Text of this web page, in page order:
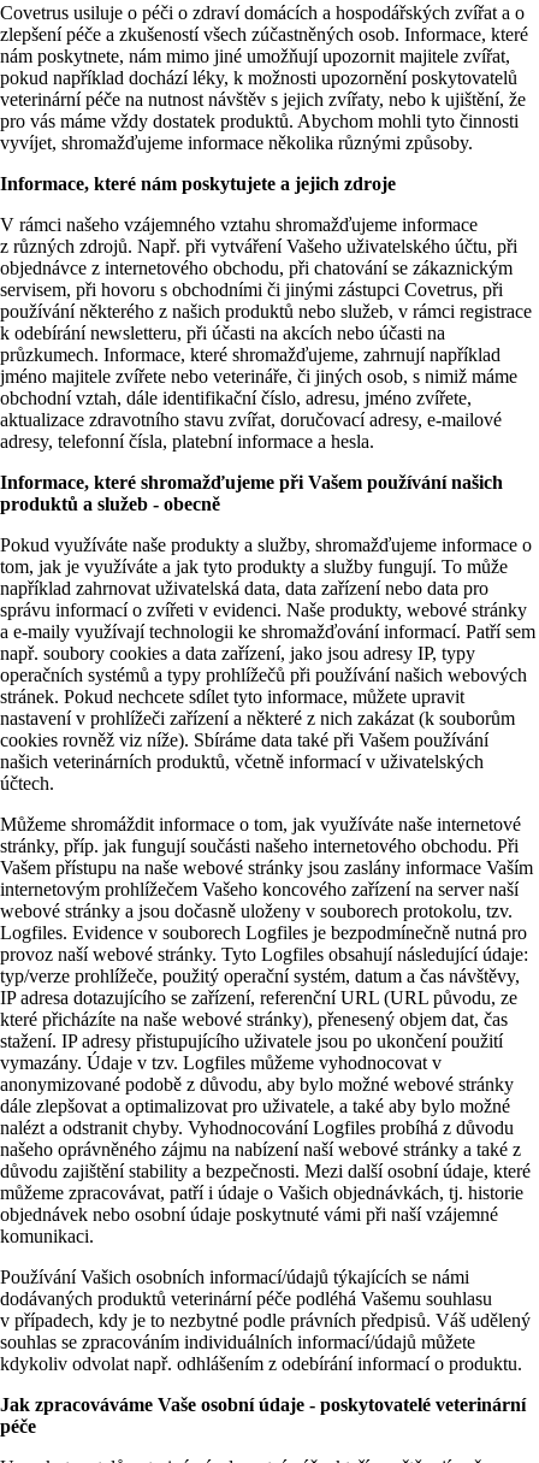
Covetrus usiluje o péči o zdraví domácích a hospodářských zvířat a o
zlepšení péče a zkušeností všech zúčastněných osob. Informace, které
nám poskytnete, nám mimo jiné umožňují upozornit majitele zvířat,
pokud například dochází léky, k možnosti upozornění poskytovatelů
veterinární péče na nutnost návštěv s jejich zvířaty, nebo k ujištění, že
pro vás máme vždy dostatek produktů. Abychom mohli tyto činnosti
vyvíjet, shromažďujeme informace několika různými způsoby.
Informace, které nám poskytujete a jejich zdroje
V rámci našeho vzájemného vztahu shromažďujeme informace
z různých zdrojů. Např. při vytváření Vašeho uživatelského účtu, při
objednávce z internetového obchodu, při chatování se zákaznickým
servisem, při hovoru s obchodními či jinými zástupci Covetrus, při
používání některého z našich produktů nebo služeb, v rámci registrace
k odebírání newsletteru, při účasti na akcích nebo účasti na
průzkumech. Informace, které shromažďujeme, zahrnují například
jméno majitele zvířete nebo veterináře, či jiných osob, s nimiž máme
obchodní vztah, dále identifikační číslo, adresu, jméno zvířete,
aktualizace zdravotního stavu zvířat, doručovací adresy, e-mailové
adresy, telefonní čísla, platební informace a hesla.
Informace, které shromažďujeme při Vašem používání našich
produktů a služeb - obecně
Pokud využíváte naše produkty a služby, shromažďujeme informace o
tom, jak je využíváte a jak tyto produkty a služby fungují. To může
například zahrnovat uživatelská data, data zařízení nebo data pro
správu informací o zvířeti v evidenci. Naše produkty, webové stránky
a e-maily využívají technologii ke shromažďování informací. Patří sem
např. soubory cookies a data zařízení, jako jsou adresy IP, typy
operačních systémů a typy prohlížečů při používání našich webových
stránek. Pokud nechcete sdílet tyto informace, můžete upravit
nastavení v prohlížeči zařízení a některé z nich zakázat (k souborům
cookies rovněž viz níže). Sbíráme data také při Vašem používání
našich veterinárních produktů, včetně informací v uživatelských
účtech.
Můžeme shromáždit informace o tom, jak využíváte naše internetové
stránky, příp. jak fungují součásti našeho internetového obchodu. Při
Vašem přístupu na naše webové stránky jsou zaslány informace Vaším
internetovým prohlížečem Vašeho koncového zařízení na server naší
webové stránky a jsou dočasně uloženy v souborech protokolu, tzv.
Logfiles. Evidence v souborech Logfiles je bezpodmínečně nutná pro
provoz naší webové stránky. Tyto Logfiles obsahují následující údaje:
typ/verze prohlížeče, použitý operační systém, datum a čas návštěvy,
IP adresa dotazujícího se zařízení, referenční URL (URL původu, ze
které přicházíte na naše webové stránky), přenesený objem dat, čas
stažení. IP adresy přistupujícího uživatele jsou po ukončení použití
vymazány. Údaje v tzv. Logfiles můžeme vyhodnocovat v
anonymizované podobě z důvodu, aby bylo možné webové stránky
dále zlepšovat a optimalizovat pro uživatele, a také aby bylo možné
nalézt a odstranit chyby. Vyhodnocování Logfiles probíhá z důvodu
našeho oprávněného zájmu na nabízení naší webové stránky a také z
důvodu zajištění stability a bezpečnosti. Mezi další osobní údaje, které
můžeme zpracovávat, patří i údaje o Vašich objednávkách, tj. historie
objednávek nebo osobní údaje poskytnuté vámi při naší vzájemné
komunikaci.
Používání Vašich osobních informací/údajů týkajících se námi
dodávaných produktů veterinární péče podléhá Vašemu souhlasu
v případech, kdy je to nezbytné podle právních předpisů. Váš udělený
souhlas se zpracováním individuálních informací/údajů můžete
kdykoliv odvolat např. odhlášením z odebírání informací o produktu.
Jak zpracováváme Vaše osobní údaje - poskytovatelé veterinární
péče